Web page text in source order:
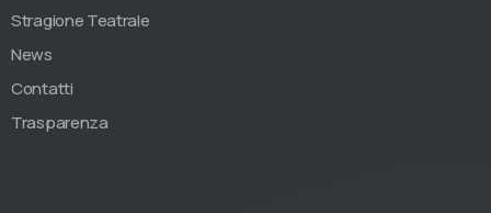
Stragione Teatrale
News
Contatti
Trasparenza